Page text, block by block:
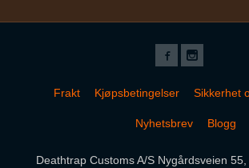
Frakt Kjøpsbetingelser Sikkerhet
Nyhetsbrev Blogg
Deathtrap Customs A/S Nygårdsveien 55,